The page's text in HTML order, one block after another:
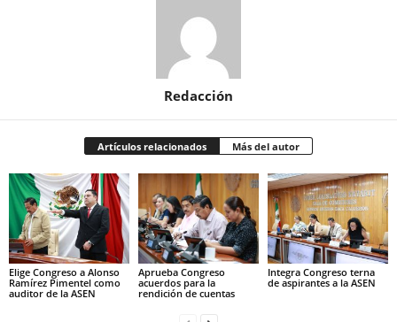
Redacción
Artículos relacionados Más del autor
Elige Congreso a Alonso
Ramírez Pimentel como
auditor de la ASEN
Aprueba Congreso
acuerdos para la
rendición de cuentas
Integra Congreso terna
de aspirantes a la ASEN